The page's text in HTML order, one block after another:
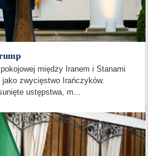
między Iranem i Stanami
zwycięstwo Irańczyków.
ustępstwa, m...